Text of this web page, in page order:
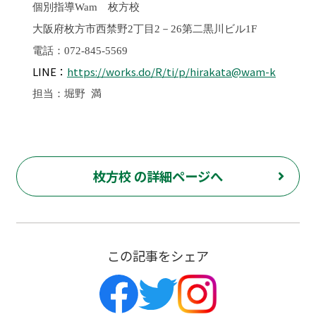
個別指導Wam 枚方校
大阪府枚方市西禁野2丁目2－26第二黒川ビル1F
電話：072-845-5569
LINE： https://works.do/R/ti/p/hirakata@wam-k
担当：堀野 満
枚方校 の詳細ページへ
この記事をシェア